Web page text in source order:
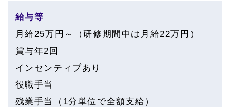
給与等
月給25万円～（研修期間中は月給22万円）
賞与年2回
インセンティブあり
役職手当
残業手当（1分単位で全額支給）